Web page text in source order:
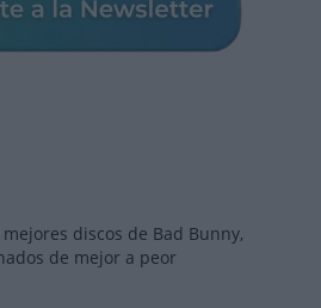
mejores discos de Bad Bunny,
de mejor a peor